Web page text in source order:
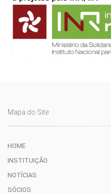
Mapa do Site
HOME
INSTITUIÇÃO
NOTÍCIAS
SÓCIOS